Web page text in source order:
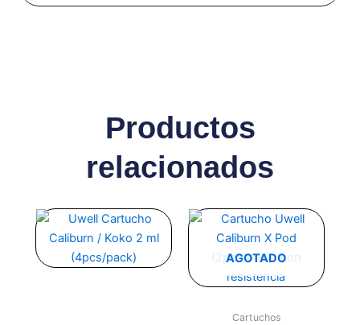
Productos
relacionados
Este
producto
tiene
AGOTADO
Cartuchos
Este
producto
tiene
múltiples
Las